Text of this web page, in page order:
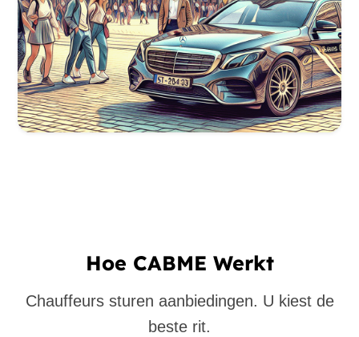
Hoe CABME Werkt
Chauffeurs sturen aanbiedingen. U kiest de
beste rit.